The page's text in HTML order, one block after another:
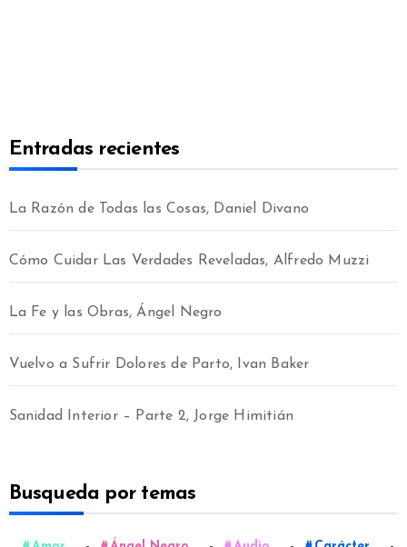
Entradas recientes
La Razón de Todas las Cosas, Daniel Divano
Cómo Cuidar Las Verdades Reveladas, Alfredo Muzzi
La Fe y las Obras, Ángel Negro
Vuelvo a Sufrir Dolores de Parto, Ivan Baker
Sanidad Interior – Parte 2, Jorge Himitián
Busqueda por temas